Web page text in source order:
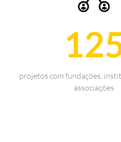
projetos com fundações,
associações